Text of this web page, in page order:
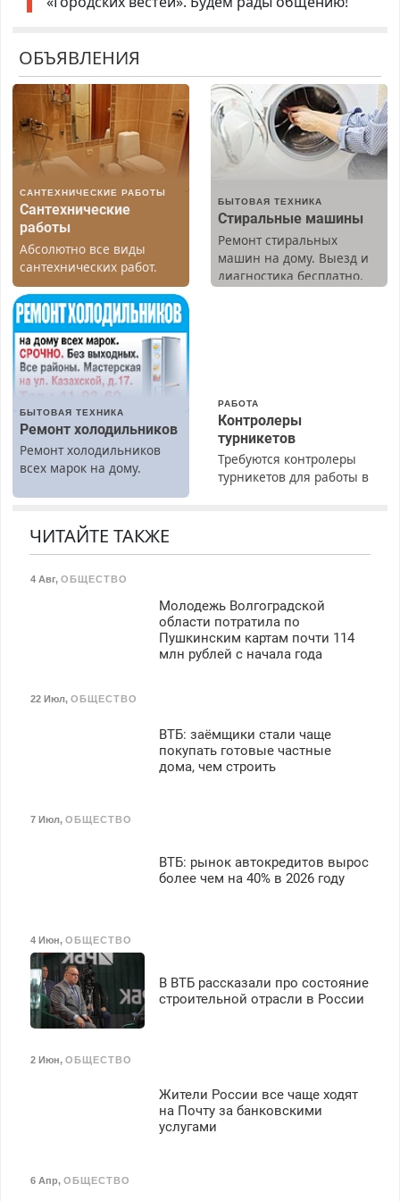
ОБЪЯВЛЕНИЯ
САНТЕХНИЧЕСКИЕ РАБОТЫ
Сантехнические
работы
Абсолютно все виды
сантехнических работ.
Быстро. Качественно.
Недорого.
БЫТОВАЯ ТЕХНИКА
Стиральные машины
Ремонт стиральных
машин на дому. Выезд и
диагностика бесплатно.
БЫТОВАЯ ТЕХНИКА
Ремонт холодильников
Ремонт холодильников
всех марок на дому.
РАБОТА
Контролеры
турникетов
Требуются контролеры
турникетов для работы в
вычета налогов.
Ежемесячно
выплачивается денежная
премия. Возможно
безопасности с з/п до
125000 руб.
ЧИТАЙТЕ ТАКЖЕ
4 Авг, ОБЩЕСТВО
Молодежь Волгоградской
области потратила по
Пушкинским картам почти 114
млн рублей с начала года
22 Июл, ОБЩЕСТВО
ВТБ: заёмщики стали чаще
покупать готовые частные
дома, чем строить
7 Июл, ОБЩЕСТВО
ВТБ: рынок автокредитов вырос
более чем на 40% в 2026 году
4 Июн, ОБЩЕСТВО
В ВТБ рассказали про состояние
строительной отрасли в России
2 Июн, ОБЩЕСТВО
Жители России все чаще ходят
на Почту за банковскими
услугами
6 Апр, ОБЩЕСТВО